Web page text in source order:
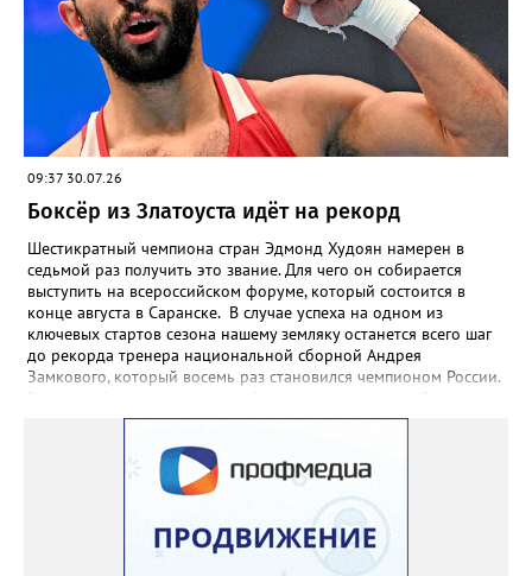
09:37 30.07.26
Боксёр из Златоуста идёт на рекорд
Шестикратный чемпиона стран Эдмонд Худоян намерен в
седьмой раз получить это звание. Для чего он собирается
выступить на всероссийском форуме, который состоится в
конце августа в Саранске. В случае успеха на одном из
ключевых стартов сезона нашему земляку останется всего шаг
до рекорда тренера национальной сборной Андрея
Замкового, который восемь раз становился чемпионом России.
стартует в Челябинске. На ринг ДС «Юность» выйдут как
сильнейшие мужчины, так и женщины — лидеры национальной
сборной. Они разыграют 13 комплектов наград.